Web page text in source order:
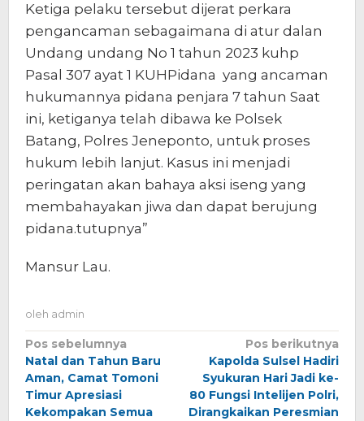
Ketiga pelaku tersebut dijerat perkara
pengancaman sebagaimana di atur dalan
Undang undang No 1 tahun 2023 kuhp
Pasal 307 ayat 1 KUHPidana yang ancaman
hukumannya pidana penjara 7 tahun Saat
ini, ketiganya telah dibawa ke Polsek
Batang, Polres Jeneponto, untuk proses
hukum lebih lanjut. Kasus ini menjadi
peringatan akan bahaya aksi iseng yang
membahayakan jiwa dan dapat berujung
pidana.tutupnya”
Mansur Lau.
oleh admin
Navigasi
pos
Pos sebelumnya
Natal dan Tahun Baru
Aman, Camat Tomoni
Timur Apresiasi
Kekompakan Semua
Pos berikutnya
Kapolda Sulsel Hadiri
Syukuran Hari Jadi ke-
80 Fungsi Intelijen Polri,
Dirangkaikan Peresmian